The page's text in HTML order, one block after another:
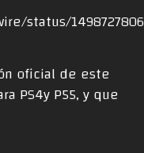
status/
oficial de este
PS4y P55, y que